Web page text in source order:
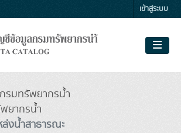
เข้าสู่ระบบ
กรมทรัพยากรน้ำ
ยากรน้ำ
งน้ำสาธารณะ